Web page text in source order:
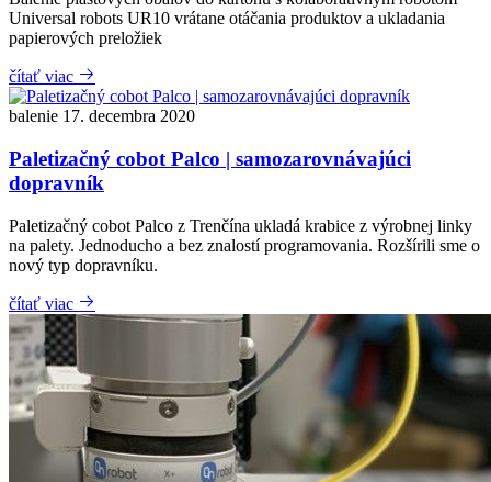
Universal robots UR10 vrátane otáčania produktov a ukladania
papierových preložiek
čítať viac
balenie 17. decembra 2020
Paletizačný cobot Palco | samozarovnávajúci
dopravník
Paletizačný cobot Palco z Trenčína ukladá krabice z výrobnej linky
na palety. Jednoducho a bez znalostí programovania. Rozšírili sme o
nový typ dopravníku.
čítať viac